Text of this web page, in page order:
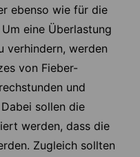
ebenso wie für die
eine Überlastung
verhindern, werden
von Fieber-
und
sollen die
werden, dass die
Zugleich sollten